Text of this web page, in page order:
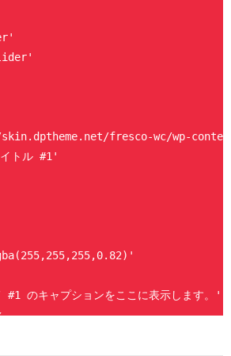
fresco-wc/wp-
トル #1'
のキャプションをここに表示します。'